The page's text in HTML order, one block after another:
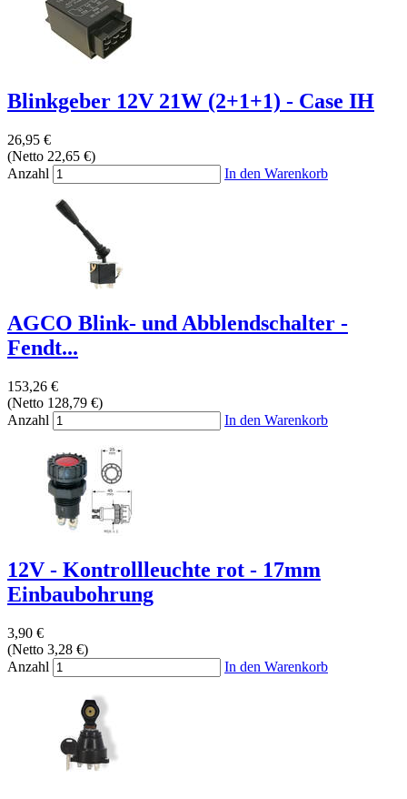
Blinkgeber 12V 21W (2+1+1) - Case IH
26,95 €
(Netto 22,65 €)
Anzahl
In den Warenkorb
AGCO Blink- und Abblendschalter -
Fendt...
153,26 €
(Netto 128,79 €)
Anzahl
In den Warenkorb
12V - Kontrollleuchte rot - 17mm
Einbaubohrung
3,90 €
(Netto 3,28 €)
Anzahl
In den Warenkorb